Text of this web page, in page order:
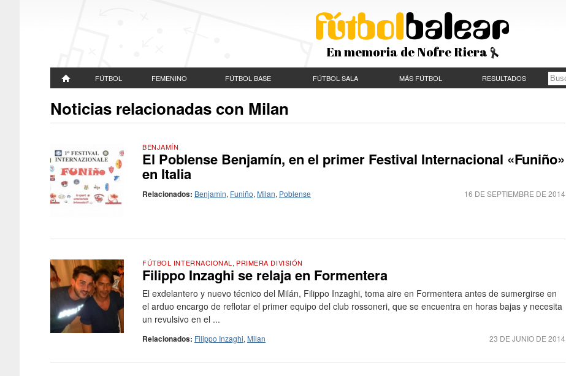
En memoria de Nofre Riera
FÚTBOL FEMENINO FÚTBOL BASE FÚTBOL SALA MÁS FÚTBOL RESULTADOS
Noticias relacionadas con Milan
BENJAMÍN
El Poblense Benjamín, en el primer Festival Internacional «Funiño»
en Italia
16 DE SEPTIEMBRE DE 2014
Relacionados: Benjamin, Funiño, Milan, Poblense
FÚTBOL INTERNACIONAL , PRIMERA DIVISIÓN
Filippo Inzaghi se relaja en Formentera
El exdelantero y nuevo técnico del Milán, Filippo Inzaghi, toma aire en Formentera antes de sumergirse en
el arduo encargo de reflotar el primer equipo del club rossoneri, que se encuentra en horas bajas y necesita
un revulsivo en el ...
23 DE JUNIO DE 2014
Relacionados: Filippo Inzaghi, Milan